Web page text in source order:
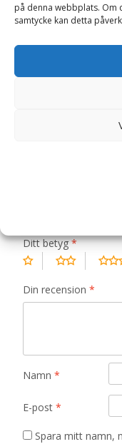
på denna webbplats. Om
samtycke kan detta
Recensioner (0)
Recensioner
Premium
Din e-postadress
Ditt betyg*
Din recension *
Namn *
E-post *
Spara mitt namn,